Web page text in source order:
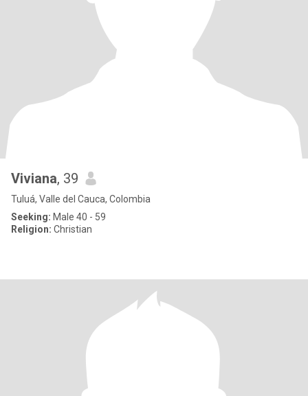
Viviana, 39
Tuluá, Valle del Cauca, Colombia
Seeking: Male 40 - 59
Religion: Christian